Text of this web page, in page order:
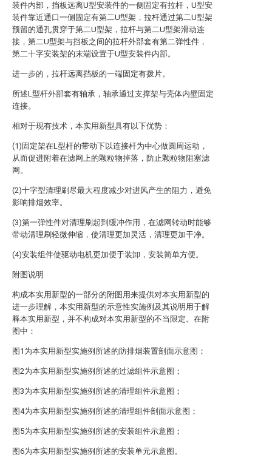
装件内部，挡板远离U型安装件的一侧固定有拉杆，U型安
装件靠近通口一侧固定有第二U型架，拉杆通过第二U型架
预留的通孔贯穿于第二U型架，拉杆与第二U型架滑动连
接，第二U型架与挡板之间的拉杆外部套有第二弹性件，
第二十字安装架的末端设置于U型安装件内部。
进一步的，拉杆远离挡板的一端固定有拨片。
所述L型杆外部套有轴承，轴承通过支撑架与壳体内壁固定
连接。
相对于现有技术，本实用新型具有以下优势：
(1)固定架在L型杆的带动下以连接杆为中心做圆周运动，
从而促进附着在滤网上的颗粒物掉落，防止颗粒物阻塞滤
网。
(2)十字型清理刷尽最大程度减少对进风产生的阻力，避免
影响排烟效率。
(3)第一弹性件对清理刷起到缓冲作用，在滤网转动时能够
带动清理刷轻微伸缩，使清理更加灵活，清理更加干净。
(4)安装组件使驱动电机更加便于装卸，安装简单方便。
附图说明
构成本实用新型的一部分的附图用来提供对本实用新型的
进一步理解，本实用新型的示意性实施例及其说明用于解
释本实用新型，并不构成对本实用新型的不当限定。在附
图中：
图1为本实用新型实施例所述的防排烟装置剖面示意图；
图2为本实用新型实施例所述的过滤组件示意图；
图3为本实用新型实施例所述的清理组件示意图；
图4为本实用新型实施例所述的清理组件剖面示意图；
图5为本实用新型实施例所述的安装组件示意图；
图6为本实用新型实施例所述的安装单元示意图。